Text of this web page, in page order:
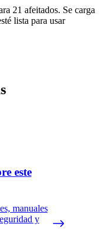
21 afeitados. Se carga
lista para usar
este
manuales
y